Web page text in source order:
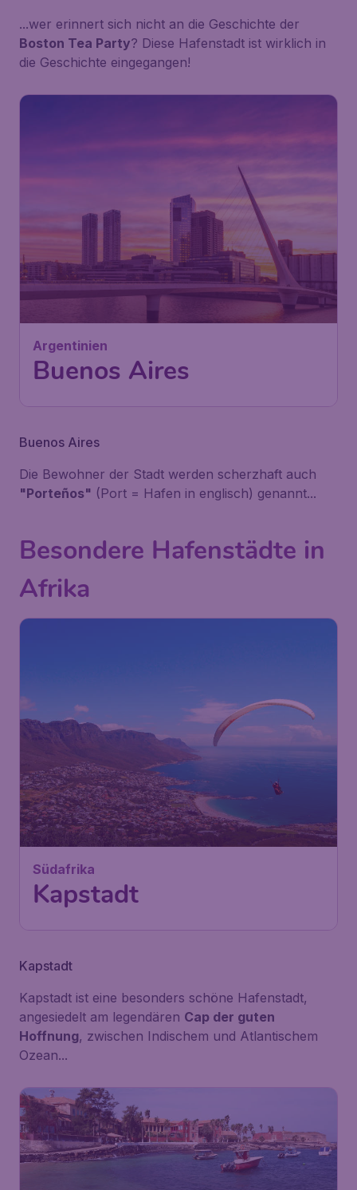
...wer erinnert sich nicht an die Geschichte der
Boston Tea Party? Diese Hafenstadt ist wirklich in
die Geschichte eingegangen!
Argentinien
Buenos Aires
Buenos Aires
Die Bewohner der Stadt werden scherzhaft auch
"Porteños" (Port = Hafen in englisch) genannt...
Besondere Hafenstädte in
Afrika
Südafrika
Kapstadt
€514
Vor 1 Stunde gefunden
Kapstadt
Kapstadt ist eine besonders schöne Hafenstadt,
angesiedelt am legendären Cap der guten
Hoffnung, zwischen Indischem und Atlantischem
Ozean...